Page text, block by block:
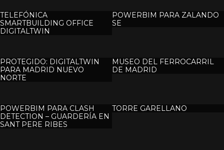
TELEFÓNICA
SMARTBUILDING OFFICE
DIGITALTWIN
POWERBIM PARA ZALANDO
SE
PROTEGIDO: DIGITALTWIN
PARA MADRID NUEVO
NORTE
MUSEO DEL FERROCARRIL
DE MADRID
POWERBIM PARA CLASH
DETECTION – GUARDERÍA EN
SANT PERE RIBES
TORRE GARELLANO